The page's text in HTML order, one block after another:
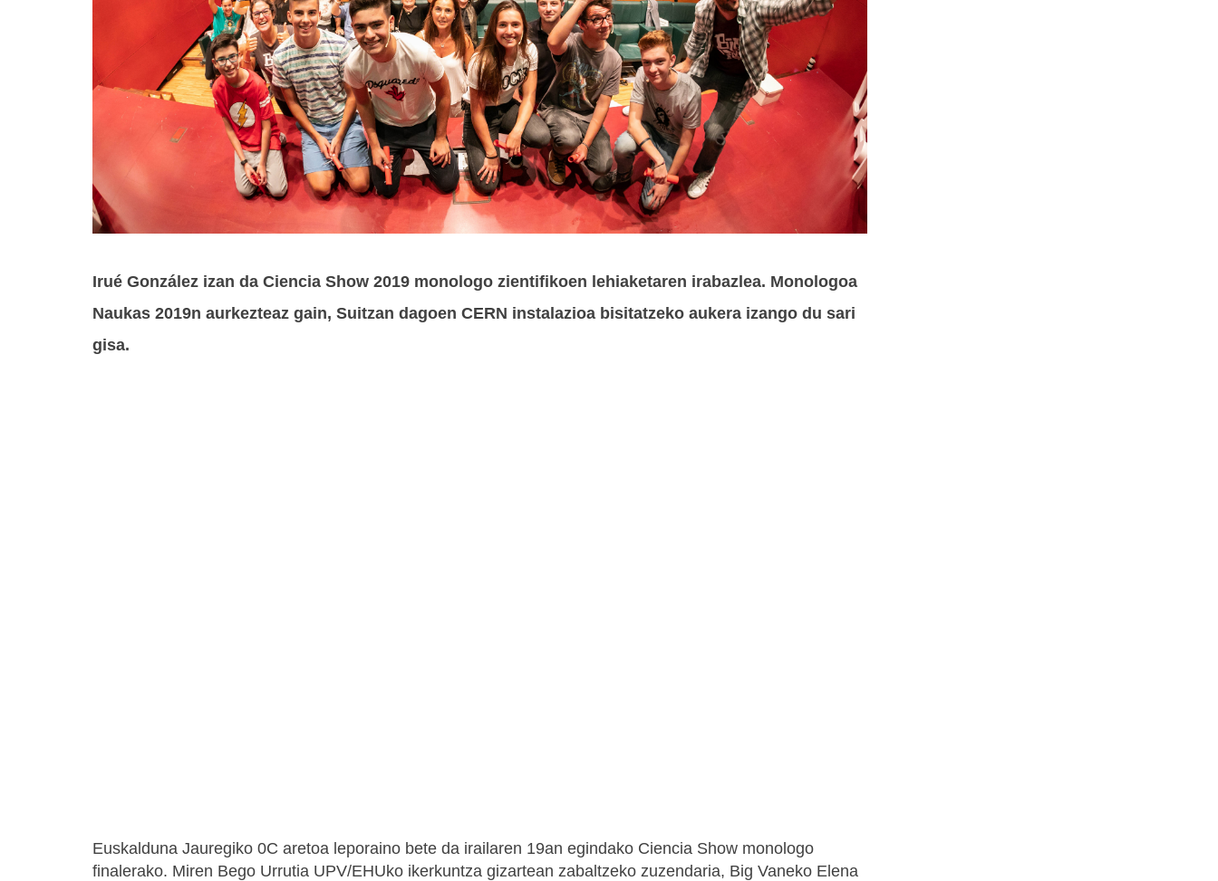
Irué González izan da Ciencia Show 2019 monologo zientifikoen lehiaketaren irabazlea. Monologoa
Naukas 2019n aurkezteaz gain, Suitzan dagoen CERN instalazioa bisitatzeko aukera izango du sari
gisa.
Euskalduna Jauregiko 0C aretoa leporaino bete da irailaren 19an egindako Ciencia Show monologo
finalerako. Miren Bego Urrutia UPV/EHUko ikerkuntza gizartean zabaltzeko zuzendaria, Big Vaneko Elena